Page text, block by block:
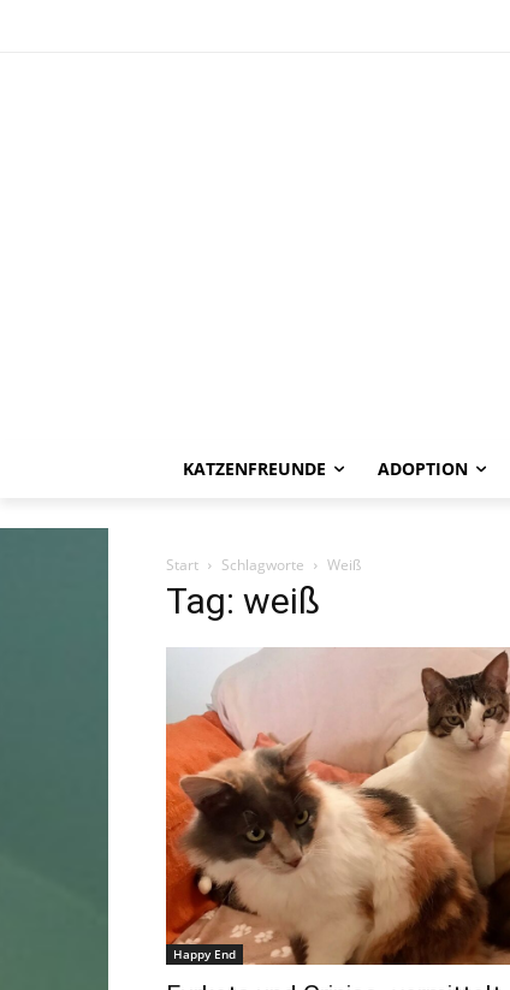
KATZENFREUNDE ADOPTION
Start Schlagworte Weiß
Tag: weiß
Happy End